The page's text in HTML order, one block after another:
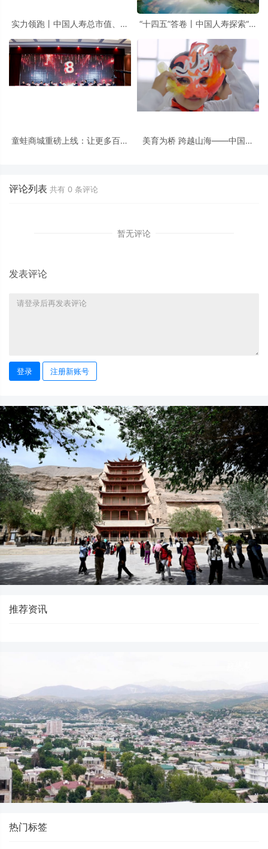
实力领跑丨中国人寿总市值、寿
寿险公司首位
“十四五”答卷丨中国人寿探索“保
童蛙商城重磅上线：让更多百姓
美育为桥 跨越山海——中国人
评论列表 共有 0 条评论
暂无评论
发表评论
登录 注册新账号
推荐资讯
热门标签